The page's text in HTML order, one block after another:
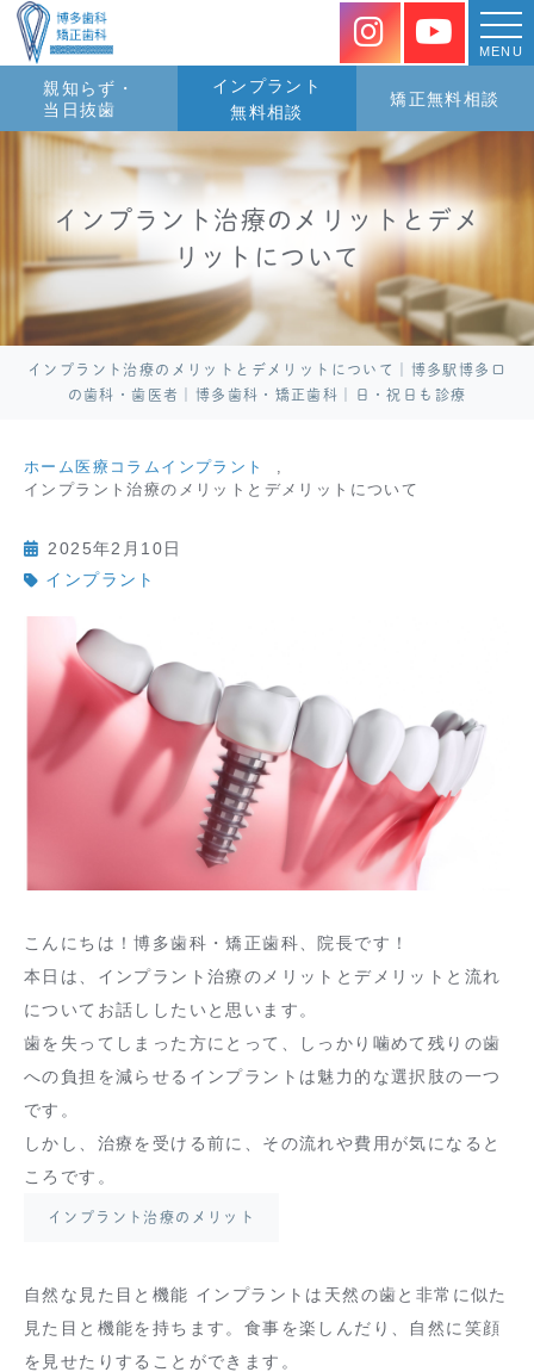
MENU
親知らず・
当日抜歯
インプラント
無料相談
矯正無料相談
インプラント治療のメリットとデメ
リットについて
インプラント治療のメリットとデメリットについて｜博多駅博多口
の歯科・歯医者｜博多歯科・矯正歯科｜日・祝日も診療
ホーム 医療コラム インプラント
インプラント治療のメリットとデメリットについて
2025年2月10日
インプラント
こんにちは！博多歯科・矯正歯科、院長です！
本日は、インプラント治療のメリットとデメリットと流れ
についてお話ししたいと思います。
歯を失ってしまった方にとって、しっかり噛めて残りの歯
への負担を減らせるインプラントは魅力的な選択肢の一つ
です。
しかし、治療を受ける前に、その流れや費用が気になると
ころです。
インプラント治療のメリット
自然な見た目と機能 インプラントは天然の歯と非常に似た
見た目と機能を持ちます。食事を楽しんだり、自然に笑顔
を見せたりすることができます。